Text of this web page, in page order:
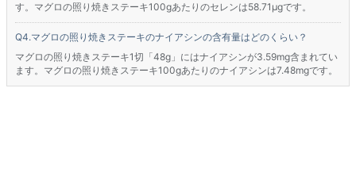
す。マグロの照り焼きステーキ100gあたりのセレンは58.71μgです。
マグロの照り焼きステーキのナイアシンの含有量はどのくらい？
マグロの照り焼きステーキ1切「48g」にはナイアシンが3.59mg含まれてい
ます。マグロの照り焼きステーキ100gあたりのナイアシンは7.48mgです。